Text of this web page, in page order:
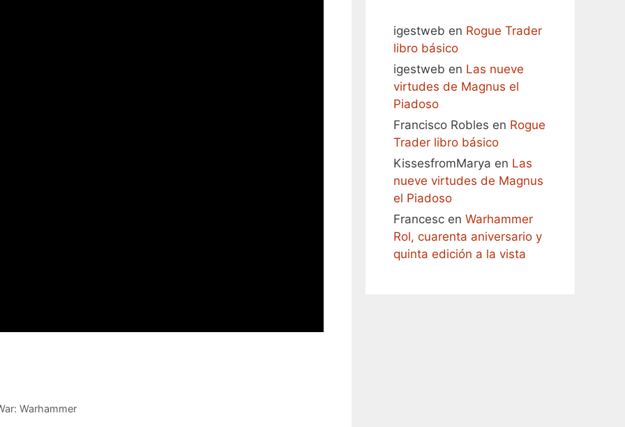
Warhammer
igestweb en Rogue Trader
libro básico
igestweb en Las nueve
virtudes de Magnus el
Piadoso
Francisco Robles en Rogue
Trader libro básico
KissesfromMarya en Las
nueve virtudes de Magnus
el Piadoso
Francesc en Warhammer
Rol, cuarenta aniversario y
quinta edición a la vista